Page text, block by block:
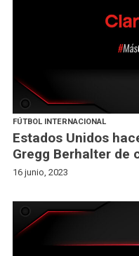
FÚTBOL INTERNACIONAL
Estados Unidos
Gregg Berhalter de
16 junio, 2023